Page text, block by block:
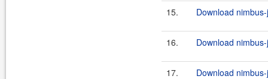
15. Download
16. Download
17. Download